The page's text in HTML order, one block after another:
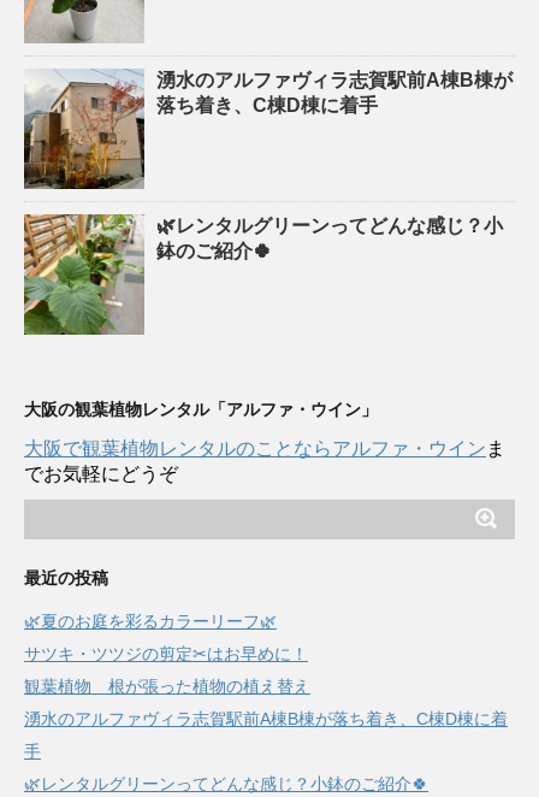
湧水のアルファヴィラ志賀駅前A棟B棟が
落ち着き、C棟D棟に着手
🌿レンタルグリーンってどんな感じ？小
鉢のご紹介🍀
大阪の観葉植物レンタル「アルファ・ウイン」
大阪で観葉植物レンタルのことならアルファ・ウイン ま
でお気軽にどうぞ
最近の投稿
🌿夏のお庭を彩るカラーリーフ🌿
サツキ・ツツジの剪定✂はお早めに！
観葉植物 根が張った植物の植え替え
湧水のアルファヴィラ志賀駅前A棟B棟が落ち着き、C棟D棟に着
手
🌿レンタルグリーンってどんな感じ？小鉢のご紹介🍀